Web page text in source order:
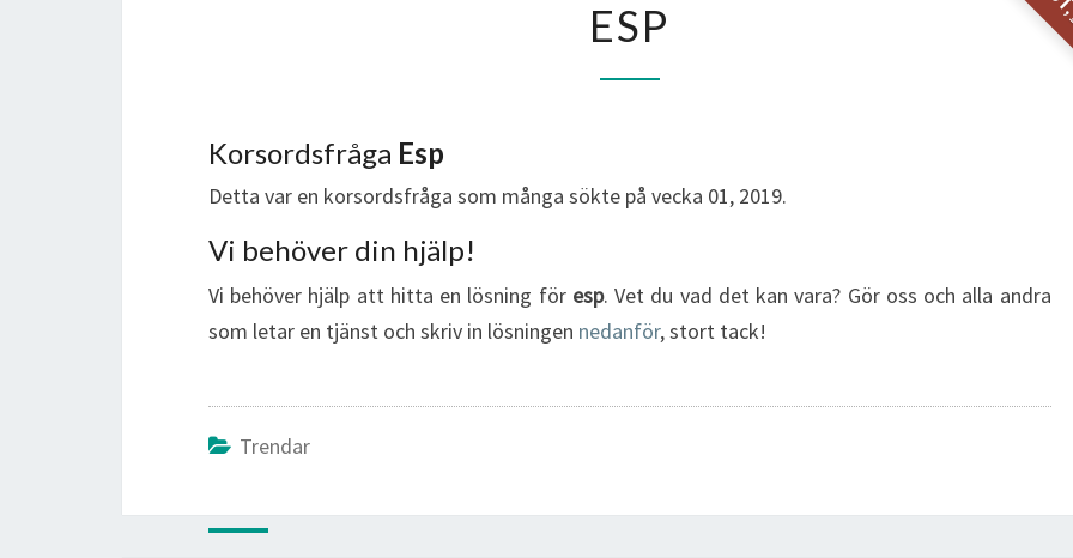
ESP
Korsordsfråga Esp
Detta var en korsordsfråga som många sökte på vecka 01, 2019.
Vi behöver din hjälp!
Vi behöver hjälp att hitta en lösning för esp. Vet du vad det kan vara? Gör oss och alla andra
som letar en tjänst och skriv in lösningen nedanför, stort tack!
Trendar